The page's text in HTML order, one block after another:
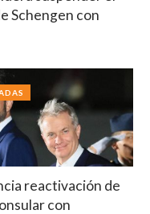
Schengen con
reactivación de
con